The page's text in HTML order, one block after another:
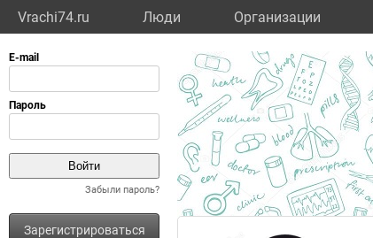
Vrachi74.ru Люди Организации
Забыли пароль?
Зарегистрироваться